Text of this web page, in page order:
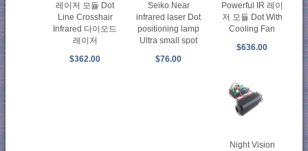
레이저 모듈 Dot
Line Crosshair
Infrared 다이오드
레이저
$362.00
Seiko Near
infrared laser Dot
positioning lamp
Ultra small spot
$76.00
Powerful IR 레이
저 모듈 Dot With
Cooling Fan
$636.00
Night Vision